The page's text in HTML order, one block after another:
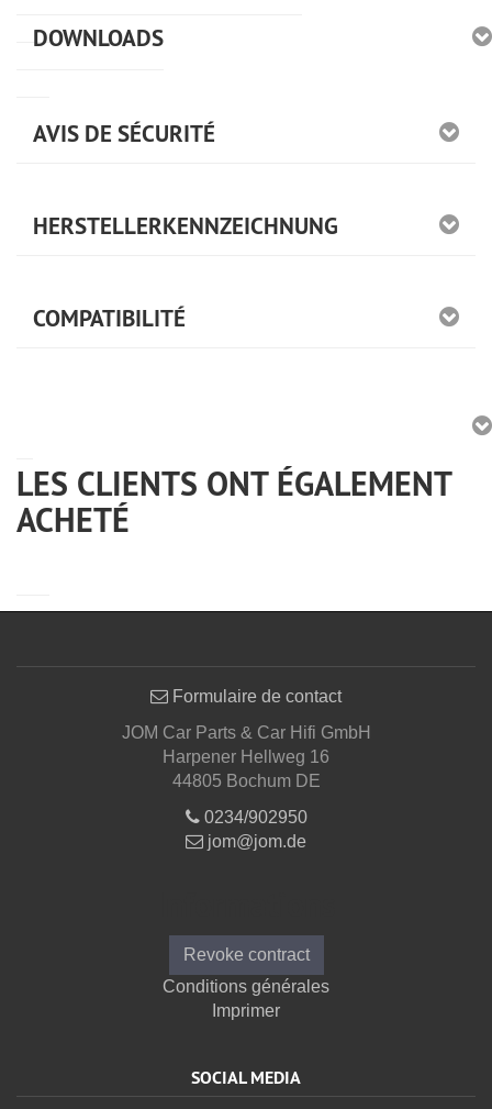
DOWNLOADS
AVIS DE SÉCURITÉ
HERSTELLERKENNZEICHNUNG
COMPATIBILITÉ
LES CLIENTS ONT ÉGALEMENT
ACHETÉ
Formulaire de contact
JOM Car Parts & Car Hifi GmbH
Harpener Hellweg 16
44805 Bochum DE
0234/902950
jom@jom.de
Revoke contract
Conditions générales
Imprimer
SOCIAL MEDIA